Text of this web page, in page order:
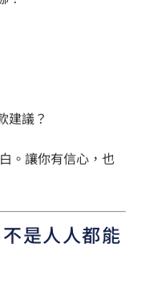
建議？
。讓你有信心，也
是人人都能